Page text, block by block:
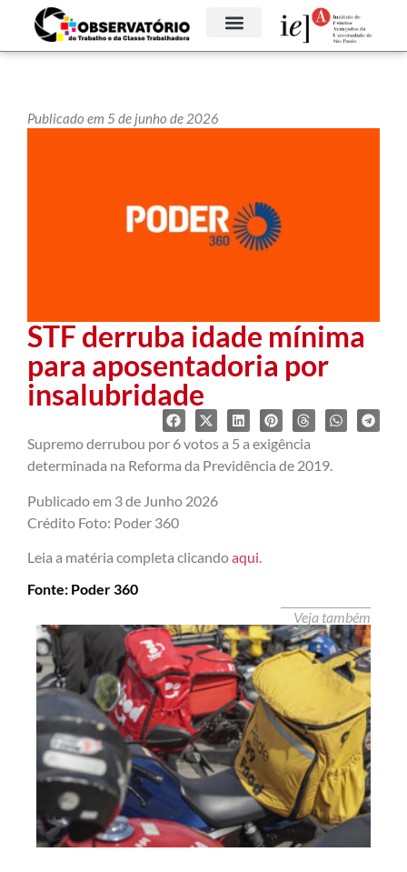
Publicado em 5 de junho de 2026
STF derruba idade mínima
para aposentadoria por
insalubridade
Supremo derrubou por 6 votos a 5 a exigência
determinada na Reforma da Previdência de 2019.
Publicado em 3 de Junho 2026
Crédito Foto: Poder 360
Leia a matéria completa clicandoaqui.
Fonte: Poder 360
Veja também